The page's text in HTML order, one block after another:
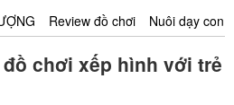
Review đồ chơi Nuôi dạy con
chơi xếp hình với trẻ